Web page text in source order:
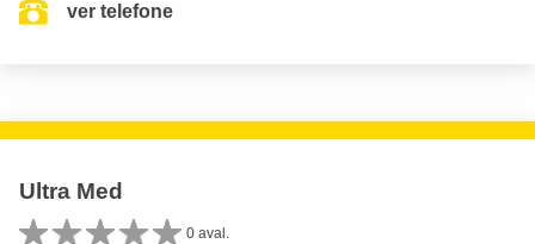
ver telefone
Ultra Med
0 aval.